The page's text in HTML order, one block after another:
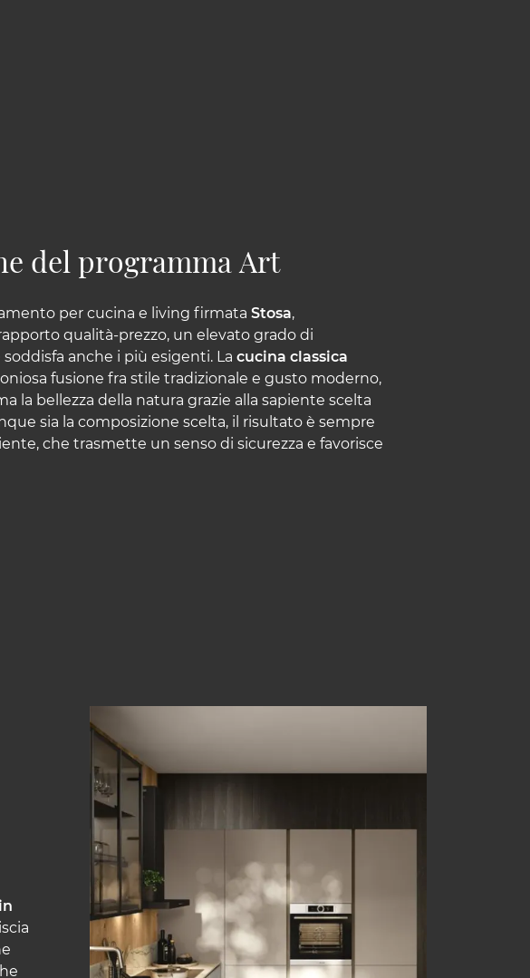
del programma Art
per cucina e living firmata Stosa,
qualità-prezzo, un elevato grado di
anche i più esigenti. La cucina classica
fusione fra stile tradizionale e gusto moderno,
la bellezza della natura grazie alla sapiente scelta
sia la composizione scelta, il risultato è sempre
che trasmette un senso di sicurezza e favorisce